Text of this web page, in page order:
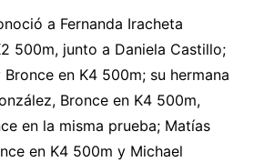
a Fernanda Iracheta
500m, junto a Daniela Castillo;
en K4 500m; su hermana
Bronce en K4 500m,
en la misma prueba; Matías
en K4 500m y Michael